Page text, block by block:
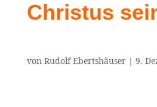
Christus
von Rudolf Ebertshäuser| 9.